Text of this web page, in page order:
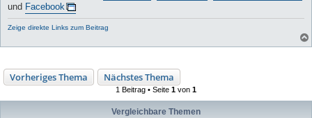
und Facebook
Zeige direkte Links zum Beitrag
Vorheriges Thema Nächstes Thema
1 Beitrag • Seite 1 von 1
Vergleichbare Themen